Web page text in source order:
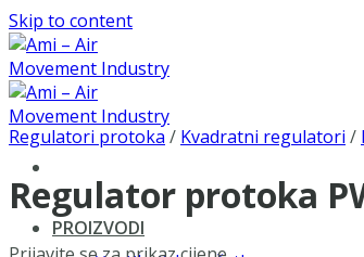
Skip to content
PROIZVODI
Regulatori protoka / Kvadratni regulatori /
Regulator protoka